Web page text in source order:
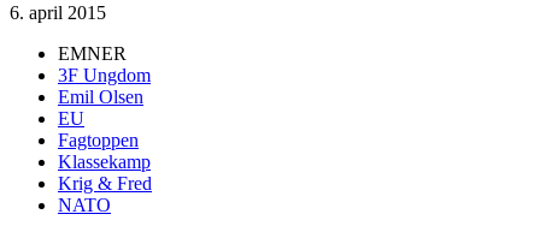
6. april 2015
EMNER
3F Ungdom
Emil Olsen
EU
Fagtoppen
Klassekamp
Krig & Fred
NATO